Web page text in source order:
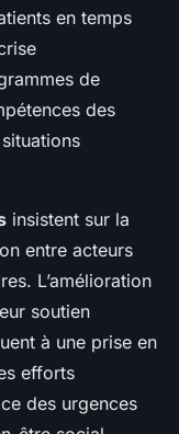
en temps
de
des
insistent sur la
entre acteurs
L’amélioration
soutien
à une prise en
efforts
des urgences